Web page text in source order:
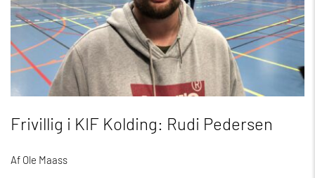
Frivillig i KIF Kolding: Rudi Pedersen
Af Ole Maass